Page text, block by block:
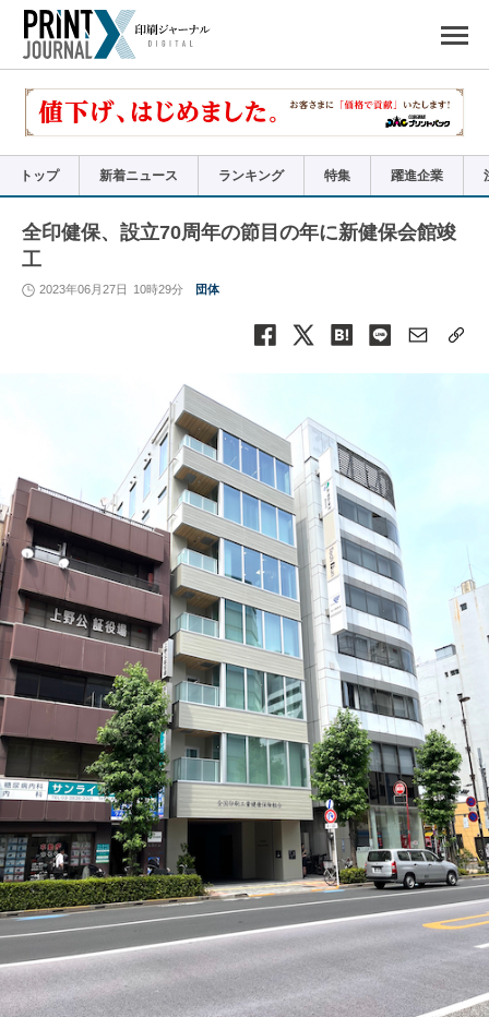
で
リ
トップ 新着ニュース ランキング 特集 躍進企業
全印健保、設立70周年の節目の年に新健保会館竣
工
2023年06月27日 10時29分 団体